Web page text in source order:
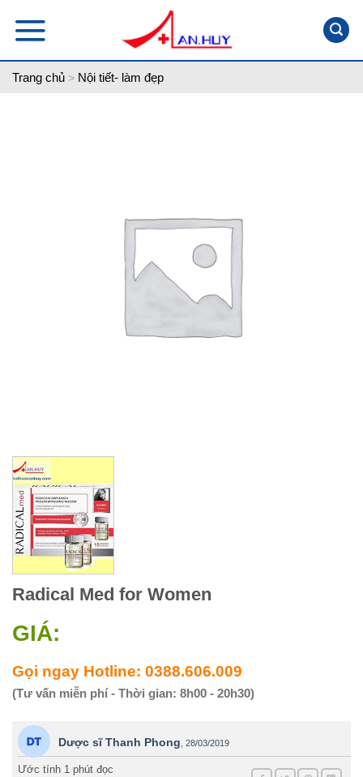
Trang chủ > Nội tiết- làm đẹp
Radical Med for Women
GIÁ:
Gọi ngay Hotline: 0388.606.009
(Tư vấn miễn phí - Thời gian: 8h00 - 20h30)
Dược sĩ Thanh Phong 28/03/2019
Ước tính 1 phút đọc